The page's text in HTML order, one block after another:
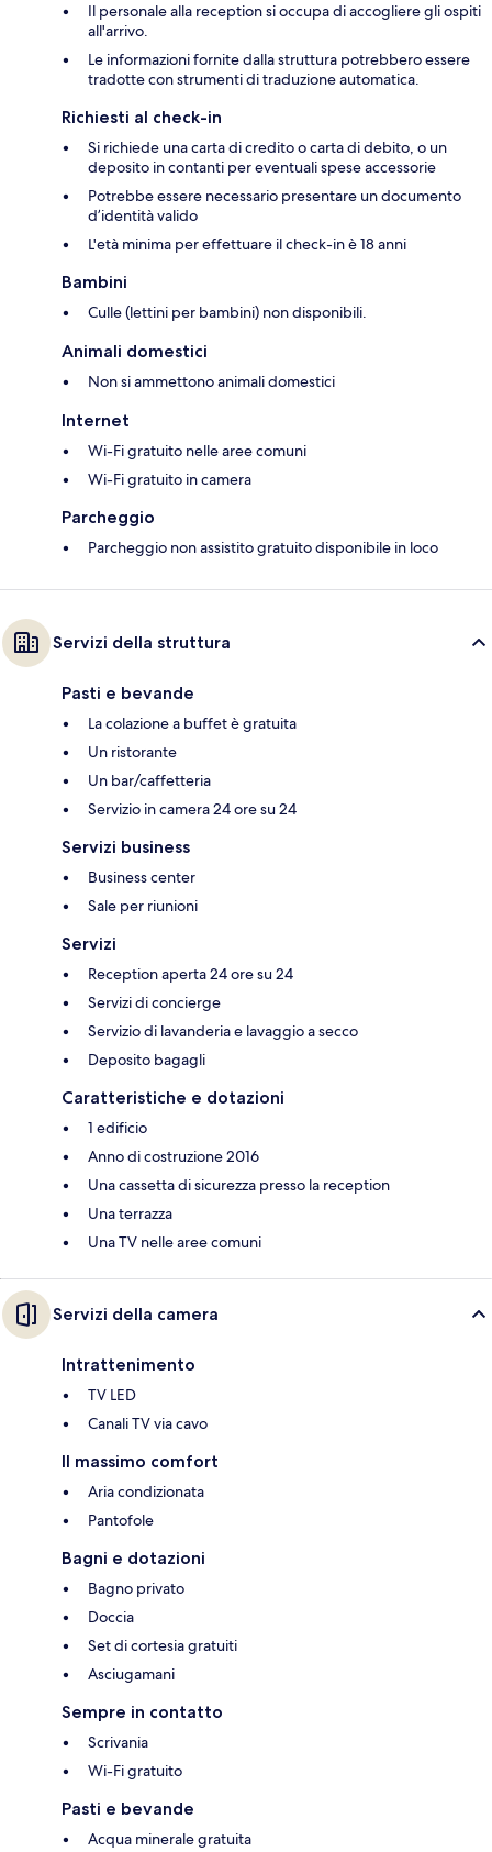
Il personale alla reception si occupa di accogliere gli ospiti
all'arrivo.
Le informazioni fornite dalla struttura potrebbero essere
tradotte con strumenti di traduzione automatica.
Richiesti al check-in
Si richiede una carta di credito o carta di debito, o un
deposito in contanti per eventuali spese accessorie
Potrebbe essere necessario presentare un documento
d’identità valido
L'età minima per effettuare il check-in è 18 anni
Bambini
Culle (lettini per bambini) non disponibili.
Animali domestici
Non si ammettono animali domestici
Internet
Wi-Fi gratuito nelle aree comuni
Wi-Fi gratuito in camera
Parcheggio
Parcheggio non assistito gratuito disponibile in loco
Servizi della struttura
Pasti e bevande
La colazione a buffet è gratuita
Un ristorante
Un bar/caffetteria
Servizio in camera 24 ore su 24
Servizi business
Business center
Sale per riunioni
Servizi
Reception aperta 24 ore su 24
Servizi di concierge
Servizio di lavanderia e lavaggio a secco
Deposito bagagli
Caratteristiche e dotazioni
1 edificio
Anno di costruzione 2016
Una cassetta di sicurezza presso la reception
Una terrazza
Una TV nelle aree comuni
Servizi della camera
Intrattenimento
TV LED
Canali TV via cavo
Il massimo comfort
Aria condizionata
Pantofole
Bagni e dotazioni
Bagno privato
Doccia
Set di cortesia gratuiti
Asciugamani
Sempre in contatto
Scrivania
Wi-Fi gratuito
Pasti e bevande
Acqua minerale gratuita